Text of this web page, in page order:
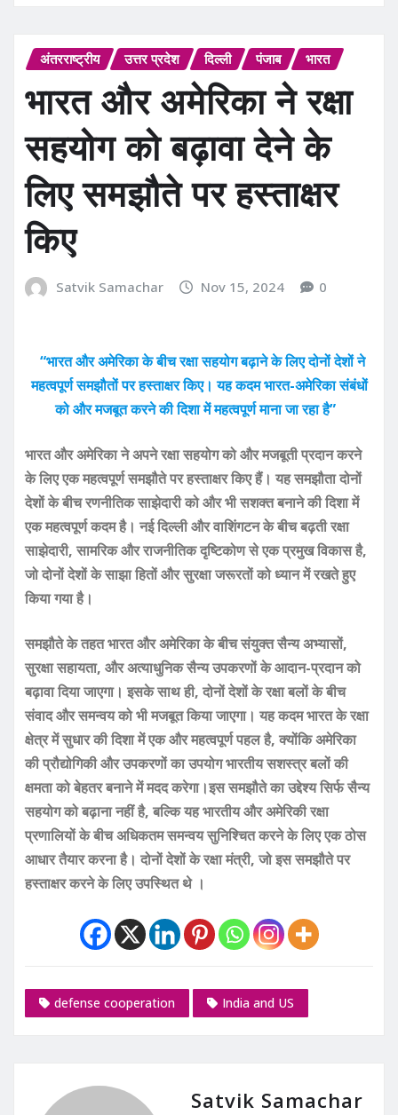
अंतरराष्ट्रीय उत्तर प्रदेश दिल्ली पंजाब भारत
भारत और अमेरिका ने रक्षा
सहयोग को बढ़ावा देने के
लिए समझौते पर हस्ताक्षर
किए
Satvik Samachar Nov 15, 2024 0
“भारत और अमेरिका के बीच रक्षा सहयोग बढ़ाने के लिए दोनों देशों ने
महत्वपूर्ण समझौतों पर हस्ताक्षर किए। यह कदम भारत-अमेरिका संबंधों
को और मजबूत करने की दिशा में महत्वपूर्ण माना जा रहा है”
भारत और अमेरिका ने अपने रक्षा सहयोग को और मजबूती प्रदान करने
के लिए एक महत्वपूर्ण समझौते पर हस्ताक्षर किए हैं। यह समझौता दोनों
देशों के बीच रणनीतिक साझेदारी को और भी सशक्त बनाने की दिशा में
एक महत्वपूर्ण कदम है। नई दिल्ली और वाशिंगटन के बीच बढ़ती रक्षा
साझेदारी, सामरिक और राजनीतिक दृष्टिकोण से एक प्रमुख विकास है,
जो दोनों देशों के साझा हितों और सुरक्षा जरूरतों को ध्यान में रखते हुए
किया गया है।
समझौते के तहत भारत और अमेरिका के बीच संयुक्त सैन्य अभ्यासों,
सुरक्षा सहायता, और अत्याधुनिक सैन्य उपकरणों के आदान-प्रदान को
बढ़ावा दिया जाएगा। इसके साथ ही, दोनों देशों के रक्षा बलों के बीच
संवाद और समन्वय को भी मजबूत किया जाएगा। यह कदम भारत के रक्षा
क्षेत्र में सुधार की दिशा में एक और महत्वपूर्ण पहल है, क्योंकि अमेरिका
की प्रौद्योगिकी और उपकरणों का उपयोग भारतीय सशस्त्र बलों की
क्षमता को बेहतर बनाने में मदद करेगा।इस समझौते का उद्देश्य सिर्फ सैन्य
सहयोग को बढ़ाना नहीं है, बल्कि यह भारतीय और अमेरिकी रक्षा
प्रणालियों के बीच अधिकतम समन्वय सुनिश्चित करने के लिए एक ठोस
आधार तैयार करना है। दोनों देशों के रक्षा मंत्री, जो इस समझौते पर
हस्ताक्षर करने के लिए उपस्थित थे ।
defense cooperation India and US
Satvik Samachar